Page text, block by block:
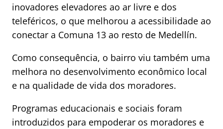
inovadores elevadores ao ar livre e dos
teleféricos, o que melhorou a acessibilidade ao
conectar a Comuna 13 ao resto de Medellín.
Como consequência, o bairro viu também uma
melhora no desenvolvimento econômico local
e na qualidade de vida dos moradores.
Programas educacionais e sociais foram
introduzidos para empoderar os moradores e